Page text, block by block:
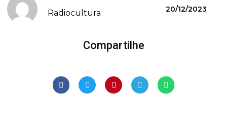
Radiocultura 20/12/2023
Compartilhe